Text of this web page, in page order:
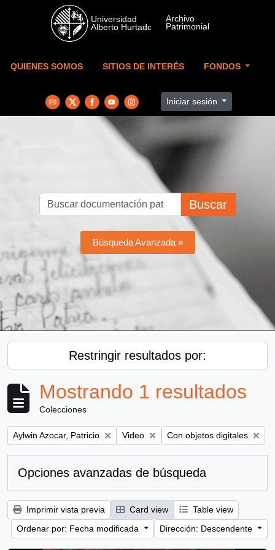
Skip to main content
QUIENES SOMOS SITIOS DE INTERÉS FONDOS
Iniciar sesión
Buscar
Búsqueda Avanzada »
Restringir resultados por:
Mostrando 1 resultados
Colecciones
Remove filter:
Aylwin Azocar, Patricio Remove filter:
Video Remove filter:
Con objetos digitales
Opciones avanzadas de búsqueda
Imprimir vista previa Card view
Table view
Ordenar por: Fecha modificada
Dirección: Descendente